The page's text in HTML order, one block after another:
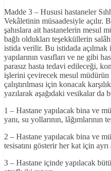
Madde 3 – Hususi hastaneler
Vekâletinin müsaadesiyle açılır.
şahıslara ait hastanelerin mesul
bağlı oldukları teşekküllerin
istida verilir. Bu istidada açılmak
yapılarının vasıfları ve ne gibi
parasız hasta tedavi edileceği,
işlerini çevirecek mesul müdürün
çalıştırılması için konacak
yazılarak aşağıdaki vesikalar da
1 – Hastane yapılacak bina ve
yanı, su yollarının,
2 – Hastane yapılacak bina ve
tesisatını gösterir her kat için
3 – Hastane içinde yapılacak